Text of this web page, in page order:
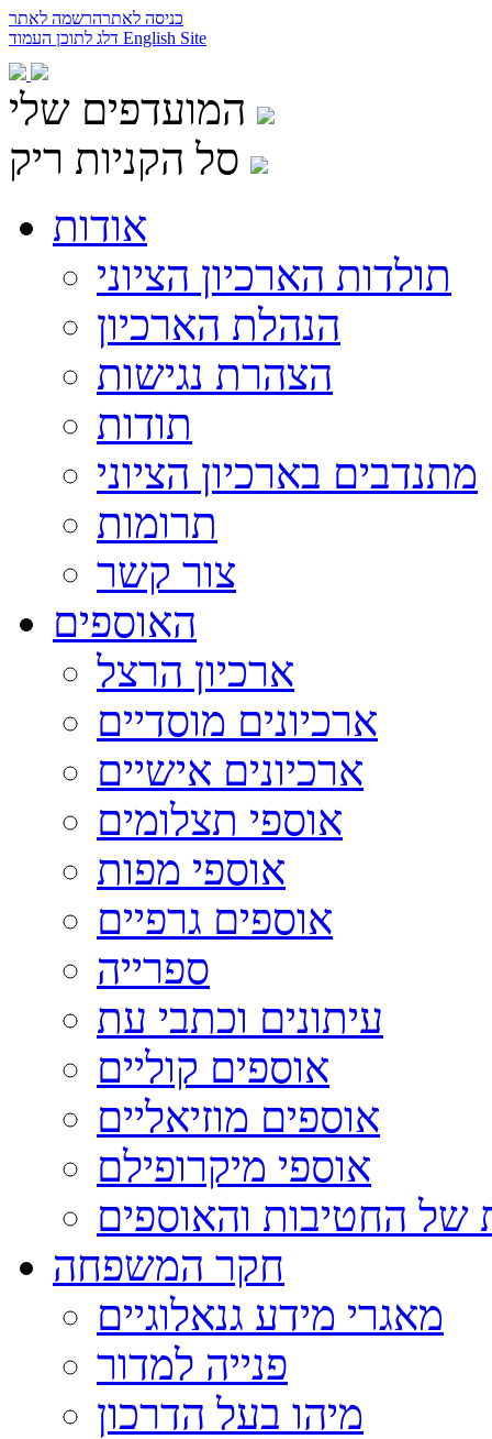
כניסה לאתרהרשמה לאתר
English Site
המועדפים שלי
סל הקניות ריק
אודות
תולדות הארכיון הציוני
הנהלת הארכיון
הצהרת נגישות
תודות
מתנדבים בארכיון הציוני
תרומות
צור קשר
האוספים
ארכיון הרצל
ארכיונים מוסדיים
ארכיונים אישיים
אוספי תצלומים
אוספי מפות
אוספים גרפיים
ספרייה
עיתונים וכתבי עת
אוספים קוליים
אוספים מוזיאליים
אוספי מיקרופילם
של החטיבות והאוספים
חקר המשפחה
מאגרי מידע גנאלוגיים
פנייה למדור
מיהו בעל הדרכון